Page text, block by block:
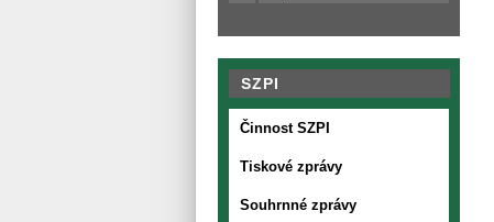
SZPI
Činnost SZPI
Tiskové zprávy
Souhrnné zprávy